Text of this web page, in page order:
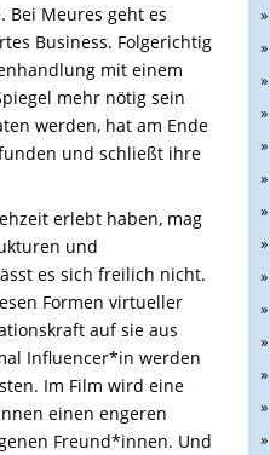
Bei Meures geht es
Business. Folgerichtig
mit einem
mehr nötig sein
werden, hat am Ende
und schließt ihre
erlebt haben, mag
und
es sich freilich nicht.
Formen virtueller
auf sie aus
Influencer*in werden
Im Film wird eine
einen engeren
Freund*innen. Und
»
»
»
»
»
»
»
»
»
»
»
»
»
»